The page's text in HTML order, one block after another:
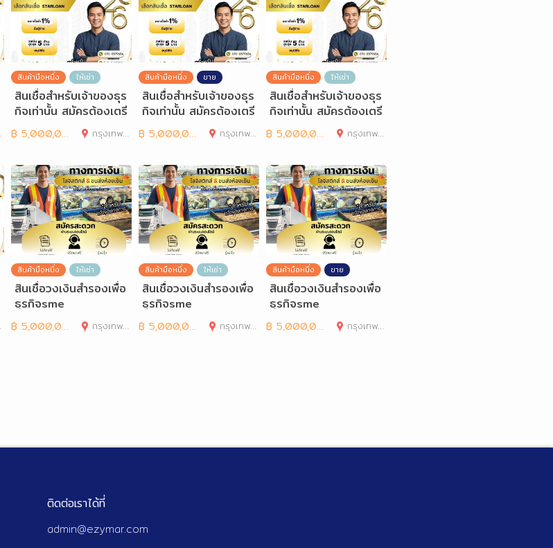
สินค้ามือหนึ่ง ให้เช่า
สินเชื่อสำหรับเจ้าของธุร
กิจเท่านั้น สมัครต้องเตรี
ยมเอกสารอะ
฿ 5,000,000 กรุงเทพมหานคร
สินค้ามือหนึ่ง ขาย
สินเชื่อสำหรับเจ้าของธุร
กิจเท่านั้น สมัครต้องเตรี
ยมเอกสารอะ
฿ 5,000,000 กรุงเทพมหานคร
สินค้ามือหนึ่ง ให้เช่า
สินเชื่อสำหรับเจ้าของธุร
กิจเท่านั้น สมัครต้องเตรี
ยมเอกสารอะ
฿ 5,000,000 กรุงเทพมหานคร
สินค้ามือหนึ่ง ให้เช่า
สินเชื่อวงเงินสำรองเพื่อ
ธุรกิจsme
฿ 5,000,000 กรุงเทพมหานคร
สินค้ามือหนึ่ง ให้เช่า
สินเชื่อวงเงินสำรองเพื่อ
ธุรกิจsme
฿ 5,000,000 กรุงเทพมหานคร
สินค้ามือหนึ่ง ขาย
สินเชื่อวงเงินสำรองเพื่อ
ธุรกิจsme
฿ 5,000,000 กรุงเทพมหานคร
ติดต่อเราได้ที่
admin@ezymar.com